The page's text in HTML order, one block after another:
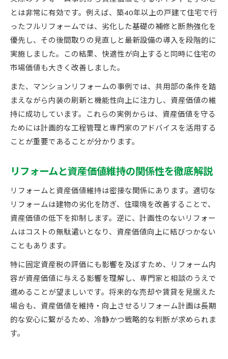
とは非常に有効です。例えば、築40年以上の戸建て住宅で行
ったフルリフォームでは、劣化した基礎の補修と断熱強化を
優先し、その後間取りの見直しと最新設備の導入を段階的に
実施しました。この結果、快適性が向上すると同時に住宅の
市場価値も大きく改善しました。
また、マンションリフォームの事例では、共用部の条件を踏
まえながら内装の刷新と機能性向上に注力し、資産価値の維
持に成功しています。これらの実例からは、資産価値を守る
ためには計画的な工程管理と専門家のアドバイスを活用する
ことが重要であることが分かります。
リフォームと資産価値維持の関係性を徹底解説
リフォームと資産価値維持は密接な関係にあります。適切な
リフォームは建物の劣化を防ぎ、住環境を改善することで、
資産価値の低下を抑制します。逆に、計画性のないリフォー
ムはコストの無駄遣いとなり、資産価値向上に結びつかない
こともあります。
特に固定資産税の評価にも影響を及ぼすため、リフォーム内
容が資産価値に与える影響を理解し、専門家と相談のうえで
進めることが望ましいです。将来的な売却や賃貸を見据えた
場合も、資産価値を維持・向上させるリフォーム計画は長期
的な安心に繋がるため、冷静かつ戦略的な判断が求められま
す。